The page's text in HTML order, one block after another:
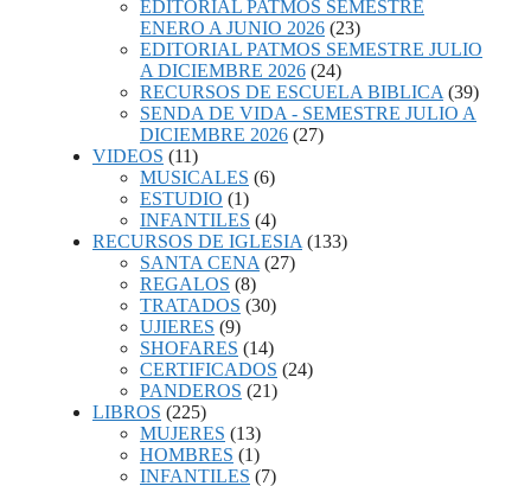
EDITORIAL PATMOS SEMESTRE
ENERO A JUNIO 2026 (23)
EDITORIAL PATMOS SEMESTRE JULIO
A DICIEMBRE 2026 (24)
RECURSOS DE ESCUELA BIBLICA (39)
SENDA DE VIDA - SEMESTRE JULIO A
DICIEMBRE 2026 (27)
VIDEOS (11)
MUSICALES (6)
ESTUDIO (1)
INFANTILES (4)
RECURSOS DE IGLESIA (133)
SANTA CENA (27)
REGALOS (8)
TRATADOS (30)
UJIERES (9)
SHOFARES (14)
CERTIFICADOS (24)
PANDEROS (21)
LIBROS (225)
MUJERES (13)
HOMBRES (1)
INFANTILES (7)